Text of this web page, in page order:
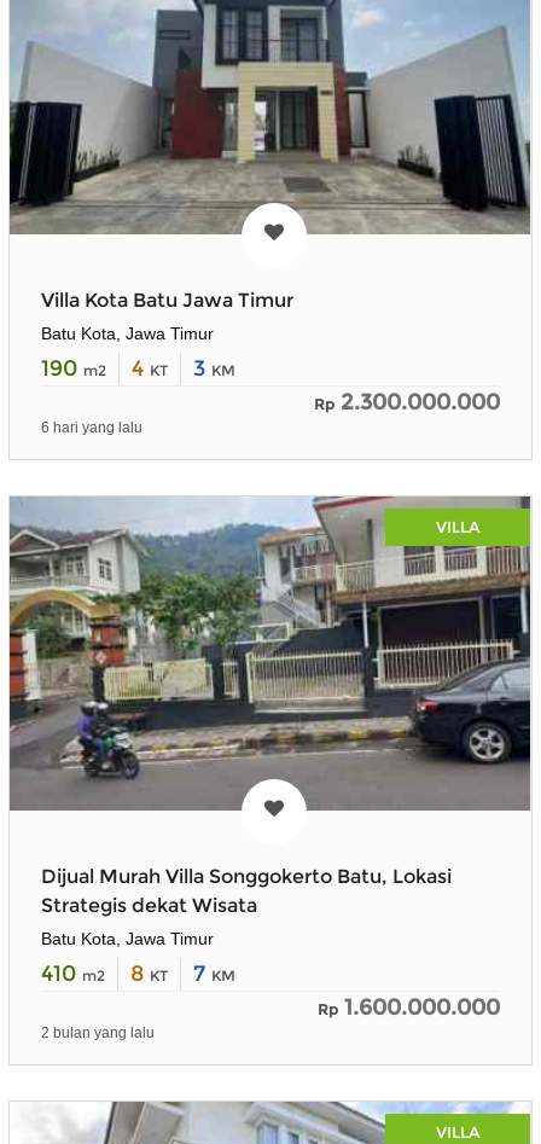
Villa Kota Batu Jawa Timur
Batu Kota, Jawa Timur
190 m2 4 KT 3 KM
Rp 2.300.000.000
6 hari yang lalu
VILLA
Dijual Murah Villa Songgokerto Batu, Lokasi
Strategis dekat Wisata
Batu Kota, Jawa Timur
410 m2 8 KT 7 KM
Rp 1.600.000.000
2 bulan yang lalu
VILLA